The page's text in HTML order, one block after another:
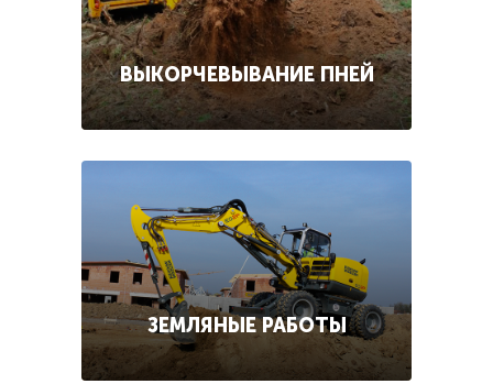
ВЫКОРЧЕВЫВАНИЕ ПНЕЙ
ЗЕМЛЯНЫЕ РАБОТЫ